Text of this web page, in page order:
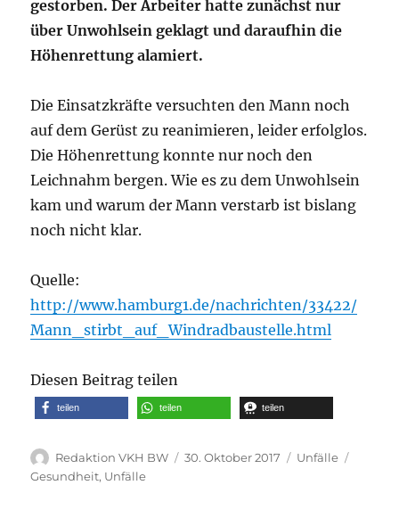
gestorben. Der Arbeiter hatte zunächst nur
über Unwohlsein geklagt und daraufhin die
Höhenrettung alamiert.
Die Einsatzkräfte versuchten den Mann noch
auf dem Gerüst zu reanimieren, leider erfolglos.
Die Höhenrettung konnte nur noch den
Leichnahm bergen. Wie es zu dem Unwohlsein
kam und warum der Mann verstarb ist bislang
noch nicht klar.
Quelle:
http://www.hamburg1.de/nachrichten/33422/
Mann_stirbt_auf_Windradbaustelle.html
Diesen Beitrag teilen
teilen teilen teilen
Autor
Redaktion VKH BW
Veröffentlicht
30. Oktober 2017 Kategorien
Unfälle
Gesundheit, Unfälle